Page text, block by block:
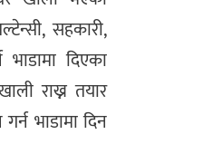
सहकारी,
दिएका
राख्न तयार
भाडामा दिन